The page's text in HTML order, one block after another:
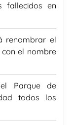
fallecidos en
renombrar el
con el nombre
Parque de
todos los